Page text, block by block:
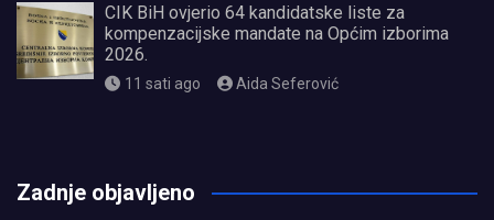
CIK BiH ovjerio 64 kandidatske liste za
kompenzacijske mandate na Općim izborima
2026.
11 sati ago Aida Seferović
Zadnje objavljeno